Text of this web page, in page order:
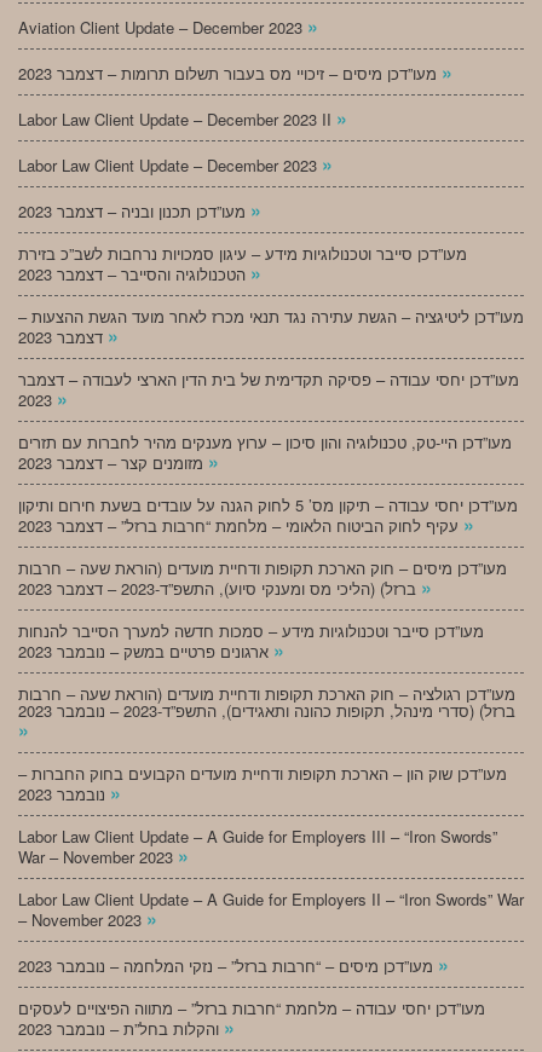
Aviation Client Update – December 2023 »
»
Labor Law Client Update – December 2023 II »
Labor Law Client Update – December 2023 »
»
מעו”דכן סייבר וטכנולוגיות מידע – עיגון סמכויות נרחבות לשב”כ בזירת
»
מעו”דכן ליטיגציה – הגשת עתירה נגד תנאי מכרז לאחר מועד הגשת ההצעות –
»
מעו”דכן יחסי עבודה – פסיקה תקדימית של בית הדין הארצי לעבודה – דצמבר
»
מעו”דכן היי-טק, טכנולוגיה והון סיכון – ערוץ מענקים מהיר לחברות עם תזרים
»
מעו”דכן יחסי עבודה – תיקון מס’ 5 לחוק הגנה על עובדים בשעת חירום ותיקון
»
מעו”דכן מיסים – חוק הארכת תקופות ודחיית מועדים (הוראת שעה – חרבות
»
מעו”דכן סייבר וטכנולוגיות מידע – סמכות חדשה למערך הסייבר להנחות
»
מעו”דכן רגולציה – חוק הארכת תקופות ודחיית מועדים (הוראת שעה – חרבות
ברזל) (סדרי מינהל, תקופות כהונה ותאגידים), התשפ”ד-2023 – נובמבר 2023
»
מעו”דכן שוק הון – הארכת תקופות ודחיית מועדים הקבועים בחוק החברות –
»
Labor Law Client Update – A Guide for Employers III – “Iron Swords”
War – November 2023 »
Labor Law Client Update – A Guide for Employers II – “Iron Swords” War
– November 2023 »
»
מעו”דכן יחסי עבודה – מלחמת “חרבות ברזל” – מתווה הפיצויים לעסקים
»